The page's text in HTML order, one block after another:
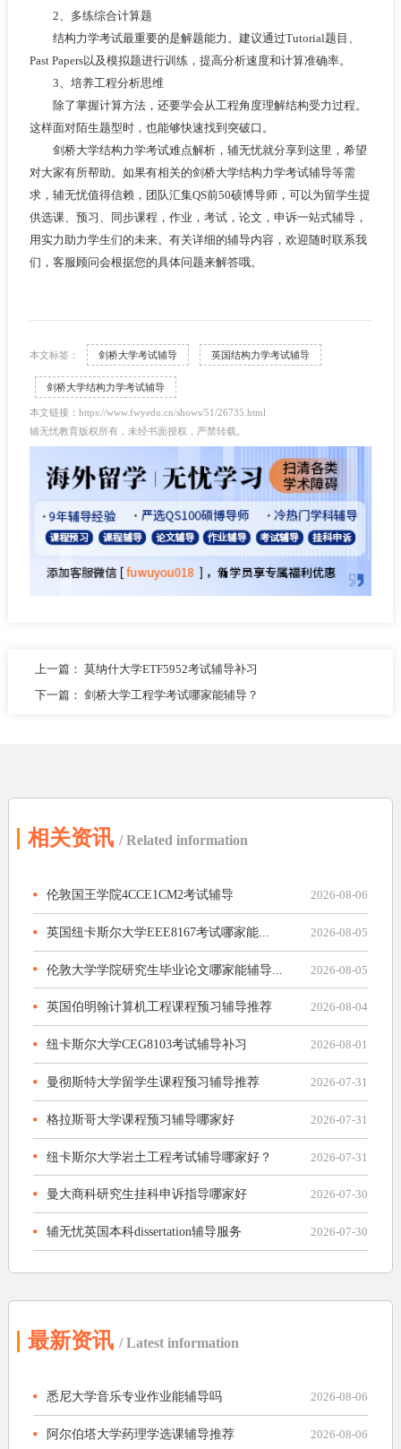
2、多练综合计算题
结构力学考试最重要的是解题能力。建议通过Tutorial题目、
Past Papers以及模拟题进行训练，提高分析速度和计算准确率。
3、培养工程分析思维
除了掌握计算方法，还要学会从工程角度理解结构受力过程。
这样面对陌生题型时，也能够快速找到突破口。
剑桥大学结构力学考试难点解析，辅无忧就分享到这里，希望
对大家有所帮助。如果有相关的剑桥大学结构力学考试辅导等需
求，辅无忧值得信赖，团队汇集QS前50硕博导师，可以为留学生提
供选课、预习、同步课程，作业，考试，论文，申诉一站式辅导，
用实力助力学生们的未来。有关详细的辅导内容，欢迎随时联系我
们，客服顾问会根据您的具体问题来解答哦。
本文标签： 剑桥大学考试辅导 英国结构力学考试辅导
剑桥大学结构力学考试辅导
本文链接：https://www.fwyedu.cn/shows/51/26735.html
辅无忧教育版权所有，未经书面授权，严禁转载。
上一篇： 莫纳什大学ETF5952考试辅导补习
下一篇： 剑桥大学工程学考试哪家能辅导？
相关资讯 / Related information
伦敦国王学院4CCE1CM2考试辅导 2026-08-06
英国纽卡斯尔大学EEE8167考试哪家能... 2026-08-05
伦敦大学学院研究生毕业论文哪家能辅导... 2026-08-05
英国伯明翰计算机工程课程预习辅导推荐 2026-08-04
纽卡斯尔大学CEG8103考试辅导补习 2026-08-01
曼彻斯特大学留学生课程预习辅导推荐 2026-07-31
格拉斯哥大学课程预习辅导哪家好 2026-07-31
纽卡斯尔大学岩土工程考试辅导哪家好？ 2026-07-31
曼大商科研究生挂科申诉指导哪家好 2026-07-30
辅无忧英国本科dissertation辅导服务 2026-07-30
最新资讯 / Latest information
悉尼大学音乐专业作业能辅导吗 2026-08-06
阿尔伯塔大学药理学选课辅导推荐 2026-08-06